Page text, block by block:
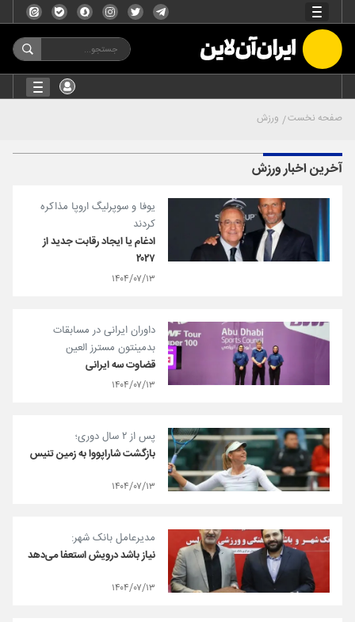
صفحه نخست ورزش
آخرین اخبار ورزش
یوفا و سوپرلیگ اروپا مذاکره
کردند
ادغام یا ایجاد رقابت جدید از
۲۰۲۷
۱۴۰۴/۰۷/۱۳
داوران ایرانی در مسابقات
بدمینتون مسترز العین
قضاوت سه ایرانی
۱۴۰۴/۰۷/۱۳
پس از ۲ سال دوری؛
بازگشت شاراپووا به زمین تنیس
۱۴۰۴/۰۷/۱۳
مدیرعامل بانک شهر:
نیاز باشد درویش استعفا می‌دهد
۱۴۰۴/۰۷/۱۳